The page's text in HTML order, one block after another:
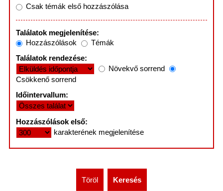
Csak témák első hozzászólása
Találatok megjelenítése:
Hozzászólások
Témák
Találatok rendezése:
Növekvő sorrend
Csökkenő sorrend
Időintervallum:
Hozzászólások első:
karakterének megjelenítése